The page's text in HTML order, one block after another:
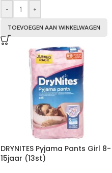
-
+
TOEVOEGEN AAN WINKELWAGEN
DRYNITES Pyjama Pants Girl 8-
15jaar (13st)